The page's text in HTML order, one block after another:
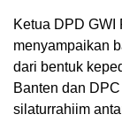
Ketua DPD GWI
menyampaikan
dari bentuk
Banten dan
silaturrahiim